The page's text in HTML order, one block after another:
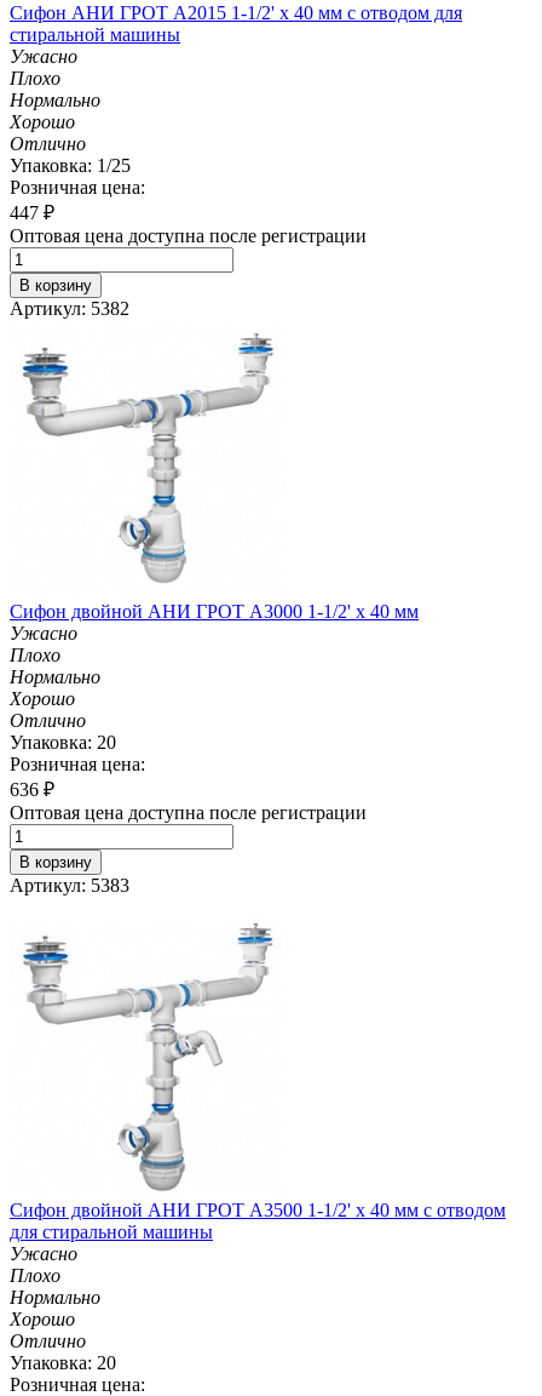
Сифон АНИ ГРОТ A2015 1-1/2' х 40 мм с отводом для
стиральной машины
Ужасно
Плохо
Нормально
Хорошо
Отлично
Упаковка: 1/25
Розничная цена:
447 ₽
Оптовая цена доступна после регистрации
В корзину
Артикул: 5382
Сифон двойной АНИ ГРОТ A3000 1-1/2' х 40 мм
Ужасно
Плохо
Нормально
Хорошо
Отлично
Упаковка: 20
Розничная цена:
636 ₽
Оптовая цена доступна после регистрации
В корзину
Артикул: 5383
Сифон двойной АНИ ГРОТ A3500 1-1/2' х 40 мм с отводом
для стиральной машины
Ужасно
Плохо
Нормально
Хорошо
Отлично
Упаковка: 20
Розничная цена: